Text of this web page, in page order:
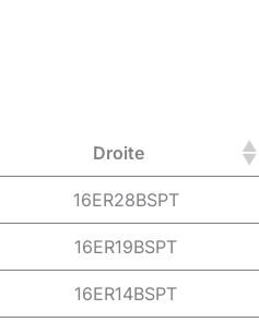
Droite
16ER28BSPT
16ER19BSPT
16ER14BSPT